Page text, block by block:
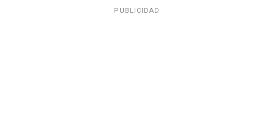
PUBLICIDAD